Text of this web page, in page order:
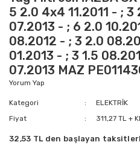
5 2.0 4x4 11.2011 - ;
07.2013 - ; 6 2.0
08.2012 - ; 3 2.0
01.2013 - ; 3 1.5
07.2013 MAZ
Yorum Yap
Kategori
ELEKTRİK
Fiyat
311,27 TL +
32,53 TL den başlayan